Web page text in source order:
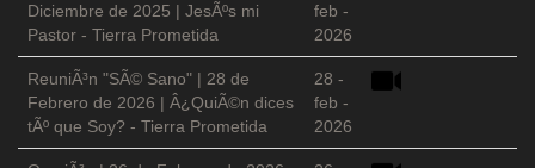
Diciembre de 2025 | JesÃºs mi
Pastor - Tierra Prometida
feb -
2026
ReuniÃ³n "SÃ© Sano" | 28 de
Febrero de 2026 | Â¿QuiÃ©n dices
tÃº que Soy? - Tierra Prometida
28 -
feb -
2026